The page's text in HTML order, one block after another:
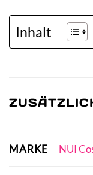
Inhalt
MARKE NUI